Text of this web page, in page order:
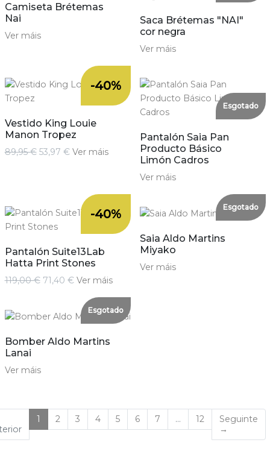
Camiseta Brétemas
Nai
Ver máis
Saca Brétemas "NAI"
cor negra
Ver máis
-40%
Vestido King Louie
Manon Tropez
89,95 € 53,97 € Ver máis
Esgotado
Pantalón Saia Pan
Producto Básico
Limón Cadros
Ver máis
-40%
Pantalón Suite13Lab
Hatta Print Stones
119,00 € 71,40 € Ver máis
Esgotado
Saia Aldo Martins
Miyako
Ver máis
Esgotado
Bomber Aldo Martins
Lanai
Ver máis
1 (current)
2 3 4 5 6 7 … 12
Seguinte
→